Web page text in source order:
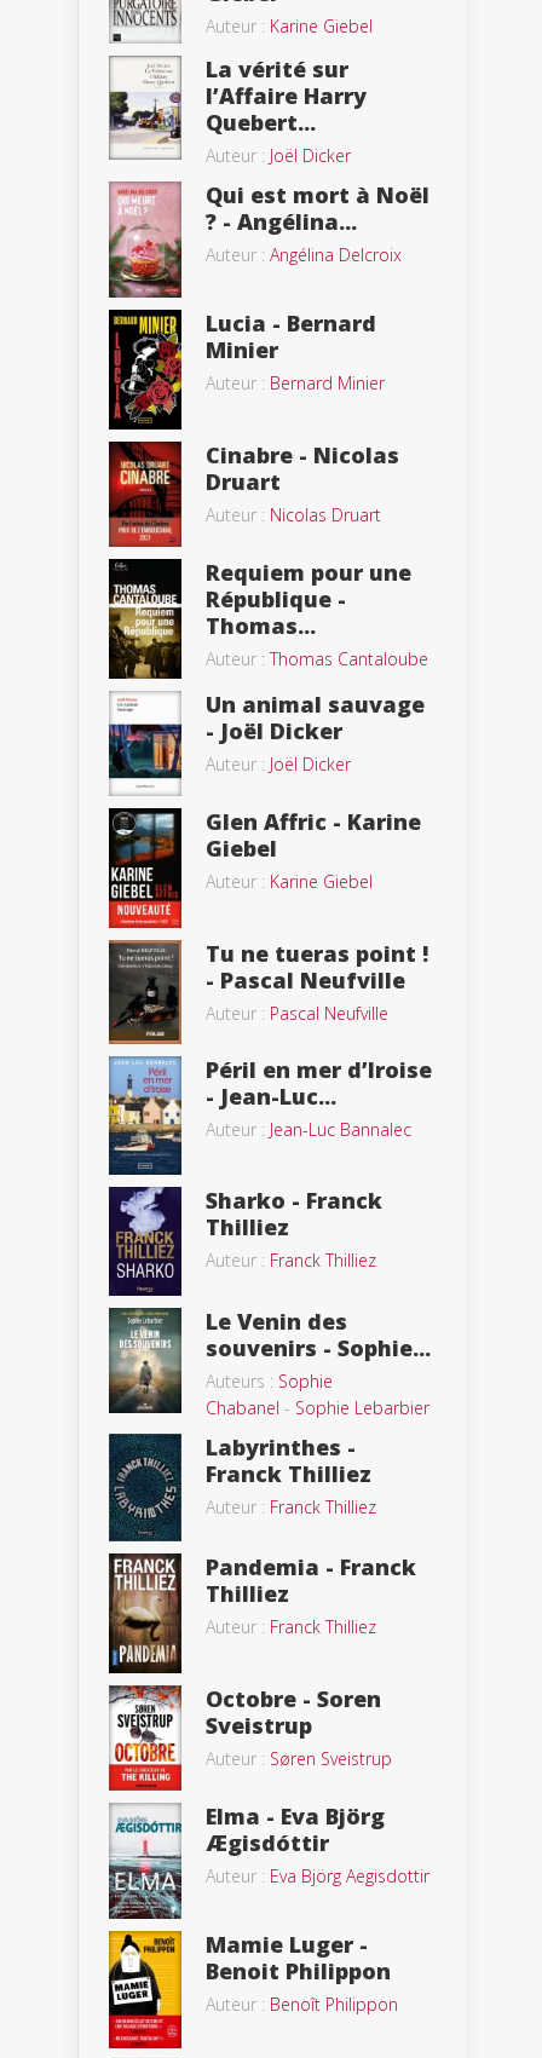
Auteur : Karine Giebel
La vérité sur
l’Affaire Harry
Quebert...
Auteur : Joël Dicker
Qui est mort à Noël
? - Angélina...
Auteur : Angélina Delcroix
Lucia - Bernard
Minier
Auteur : Bernard Minier
Cinabre - Nicolas
Druart
Auteur : Nicolas Druart
Requiem pour une
République -
Thomas...
Auteur :Thomas Cantaloube
Un animal sauvage
- Joël Dicker
Auteur : Joël Dicker
Glen Affric - Karine
Giebel
Auteur : Karine Giebel
Tu ne tueras point !
- Pascal Neufville
Auteur : Pascal Neufville
Péril en mer d’Iroise
- Jean-Luc...
Auteur : Jean-Luc Bannalec
Sharko - Franck
Thilliez
Auteur : Franck Thilliez
Le Venin des
souvenirs - Sophie...
Auteurs : Sophie
Chabanel - Sophie Lebarbier
Labyrinthes -
Franck Thilliez
Auteur : Franck Thilliez
Pandemia - Franck
Thilliez
Auteur : Franck Thilliez
Octobre - Soren
Sveistrup
Auteur : Søren Sveistrup
Elma - Eva Björg
Ægisdóttir
Auteur : Eva Björg Aegisdottir
Mamie Luger -
Benoit Philippon
Auteur : Benoît Philippon